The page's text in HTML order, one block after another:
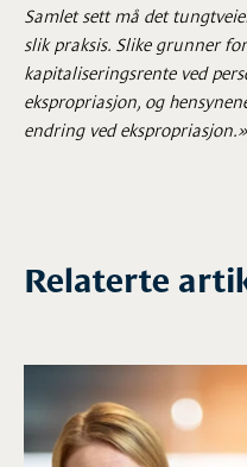
Samlet sett må det
slik praksis. Slike grunner
kapitaliseringsrente ved
ekspropriasjon, og
endring ved ekspropriasjon.»
Relaterte